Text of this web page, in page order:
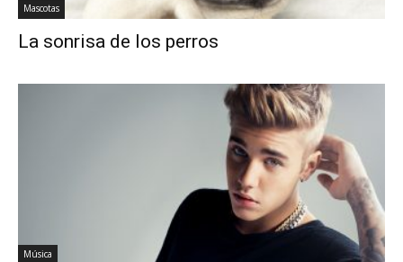
Mascotas
La sonrisa de los perros
Música